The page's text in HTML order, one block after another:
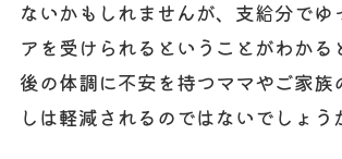
ないかもしれませんが、支給分でゆ
アを受けられるということがわかる
後の体調に不安を持つママやご家族
しは軽減されるのではないでしょう